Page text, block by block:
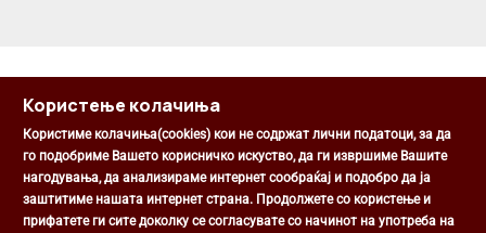
Општина Центар
Михаил Цоков бр. 1, Скопје
Користење колачиња
Користиме колачиња(cookies) кои не содржат лични податоци, за да
го подобриме Вашето корисничко искуство, да ги извршиме Вашите
нагодувања, да анализираме интернет сообраќај и подобро да ја
заштитиме нашата интернет страна. Продолжете со користење и
прифатете ги сите доколку се согласувате со начинот на употреба на